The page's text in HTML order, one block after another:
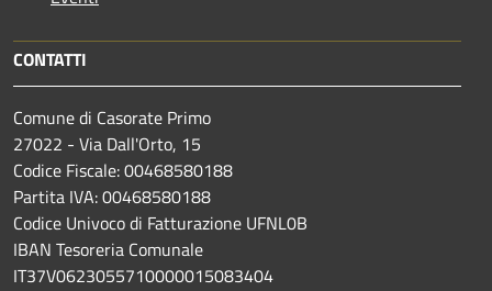
CONTATTI
Comune di Casorate Primo
27022 - Via Dall'Orto, 15
Codice Fiscale: 00468580188
Partita IVA: 00468580188
Codice Univoco di Fatturazione UFNL0B
IBAN Tesoreria Comunale
IT37V0623055710000015083404